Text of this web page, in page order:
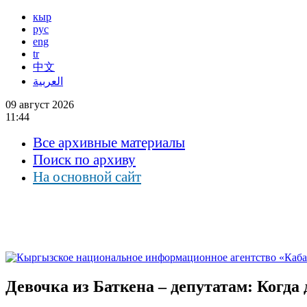
кыр
рус
eng
tr
中文
العربية
09 август 2026
11:44
Все архивные материалы
Поиск по архиву
На основной сайт
Девочка из Баткена – депутатам: